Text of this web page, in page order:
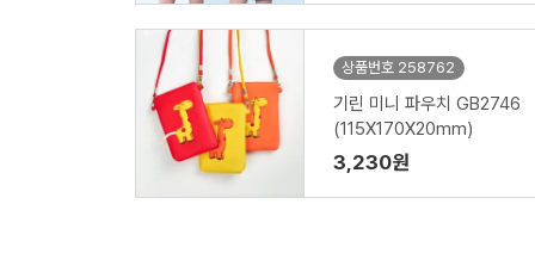
상품번호 258762
기린 미니 파우치 GB2746
(115X170X20mm)
3,230원